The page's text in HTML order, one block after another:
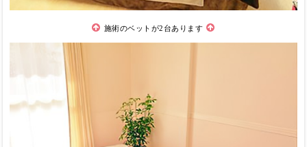
施術のベットが2台あります